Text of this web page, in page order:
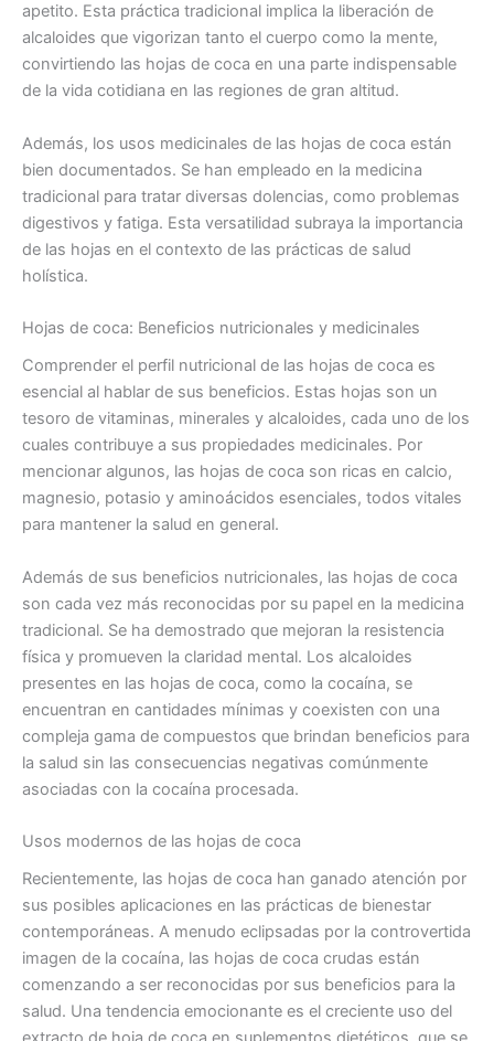
apetito. Esta práctica tradicional implica la liberación de
alcaloides que vigorizan tanto el cuerpo como la mente,
convirtiendo las hojas de coca en una parte indispensable
de la vida cotidiana en las regiones de gran altitud.
Además, los usos medicinales de las hojas de coca están
bien documentados. Se han empleado en la medicina
tradicional para tratar diversas dolencias, como problemas
digestivos y fatiga. Esta versatilidad subraya la importancia
de las hojas en el contexto de las prácticas de salud
holística.
Hojas de coca: Beneficios nutricionales y medicinales
Comprender el perfil nutricional de las hojas de coca es
esencial al hablar de sus beneficios. Estas hojas son un
tesoro de vitaminas, minerales y alcaloides, cada uno de los
cuales contribuye a sus propiedades medicinales. Por
mencionar algunos, las hojas de coca son ricas en calcio,
magnesio, potasio y aminoácidos esenciales, todos vitales
para mantener la salud en general.
Además de sus beneficios nutricionales, las hojas de coca
son cada vez más reconocidas por su papel en la medicina
tradicional. Se ha demostrado que mejoran la resistencia
física y promueven la claridad mental. Los alcaloides
presentes en las hojas de coca, como la cocaína, se
encuentran en cantidades mínimas y coexisten con una
compleja gama de compuestos que brindan beneficios para
la salud sin las consecuencias negativas comúnmente
asociadas con la cocaína procesada.
Usos modernos de las hojas de coca
Recientemente, las hojas de coca han ganado atención por
sus posibles aplicaciones en las prácticas de bienestar
contemporáneas. A menudo eclipsadas por la controvertida
imagen de la cocaína, las hojas de coca crudas están
comenzando a ser reconocidas por sus beneficios para la
salud. Una tendencia emocionante es el creciente uso del